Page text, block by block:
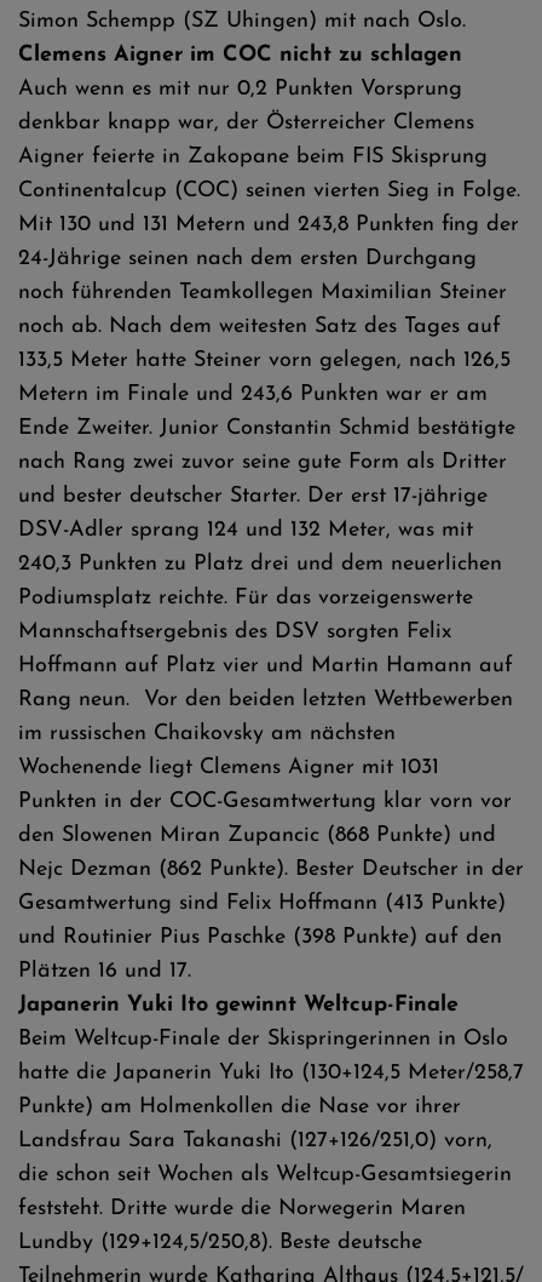
Simon Schempp (SZ Uhingen) mit nach Oslo.
Clemens Aigner im COC nicht zu schlagen
Auch wenn es mit nur 0,2 Punkten Vorsprung
denkbar knapp war, der Österreicher Clemens
Aigner feierte in Zakopane beim FIS Skisprung
Continentalcup (COC) seinen vierten Sieg in Folge.
Mit 130 und 131 Metern und 243,8 Punkten fing der
24-Jährige seinen nach dem ersten Durchgang
noch führenden Teamkollegen Maximilian Steiner
noch ab. Nach dem weitesten Satz des Tages auf
133,5 Meter hatte Steiner vorn gelegen, nach 126,5
Metern im Finale und 243,6 Punkten war er am
Ende Zweiter. Junior Constantin Schmid bestätigte
nach Rang zwei zuvor seine gute Form als Dritter
und bester deutscher Starter. Der erst 17-jährige
DSV-Adler sprang 124 und 132 Meter, was mit
240,3 Punkten zu Platz drei und dem neuerlichen
Podiumsplatz reichte. Für das vorzeigenswerte
Mannschaftsergebnis des DSV sorgten Felix
Hoffmann auf Platz vier und Martin Hamann auf
Rang neun. Vor den beiden letzten Wettbewerben
im russischen Chaikovsky am nächsten
Wochenende liegt Clemens Aigner mit 1031
Punkten in der COC-Gesamtwertung klar vorn vor
den Slowenen Miran Zupancic (868 Punkte) und
Nejc Dezman (862 Punkte). Bester Deutscher in der
Gesamtwertung sind Felix Hoffmann (413 Punkte)
und Routinier Pius Paschke (398 Punkte) auf den
Plätzen 16 und 17.
Japanerin Yuki Ito gewinnt Weltcup-Finale
Beim Weltcup-Finale der Skispringerinnen in Oslo
hatte die Japanerin Yuki Ito (130+124,5 Meter/258,7
Punkte) am Holmenkollen die Nase vor ihrer
Landsfrau Sara Takanashi (127+126/251,0) vorn,
die schon seit Wochen als Weltcup-Gesamtsiegerin
feststeht. Dritte wurde die Norwegerin Maren
Lundby (129+124,5/250,8). Beste deutsche
Teilnehmerin wurde Katharina Althaus (124,5+121,5/